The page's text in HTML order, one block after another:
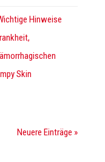
Hinweise
Skin
Neuere Einträge »